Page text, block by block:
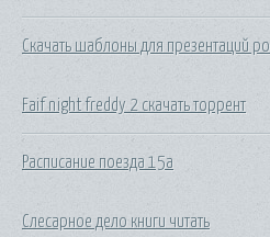
Скачать шаблоны для презентаций
Faif night freddy 2 скачать торрент
Расписание поезда 15а
Слесарное дело книги читать